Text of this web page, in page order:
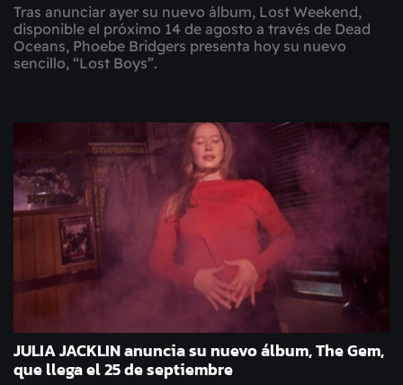
Tras anunciar ayer su nuevo álbum, Lost Weekend,
disponible el próximo 14 de agosto a través de Dead
Oceans, Phoebe Bridgers presenta hoy su nuevo
sencillo, “Lost Boys”.
JULIA JACKLIN anuncia su nuevo álbum, The Gem,
que llega el 25 de septiembre